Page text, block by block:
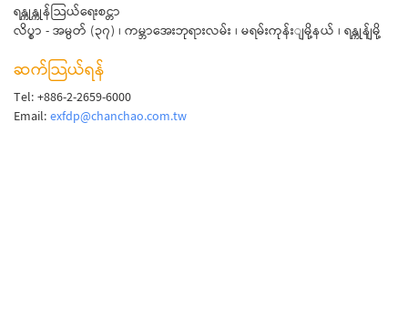
ရန္ကုန္ကုန်သြယ်ရေးစင္တာ
လိပ္စာ - အမွတ် (၃၇) ၊ ကမ္ဘာအေးဘုရားလမ်း ၊ မရမ်းကုန်းျမို့နယ် ၊ ရန္ကုန်ျမို့
ဆက်သြယ်ရန်
Tel: +886-2-2659-6000
Email:exfdp@chanchao.com.tw